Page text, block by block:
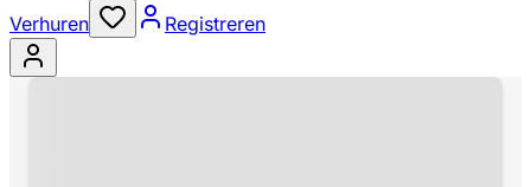
Verhuren Registreren